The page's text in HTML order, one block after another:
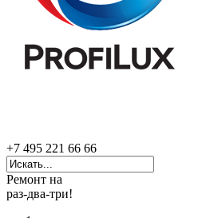
+7 495 221 66 66
Ремонт на
раз-два-три!